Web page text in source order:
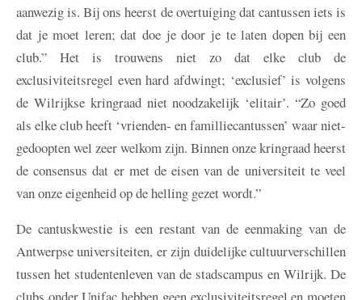
aanwezig is. Bij ons heerst de overtuiging dat cantussen iets is
dat je moet leren; dat doe je door je te laten dopen bij een
club.” Het is trouwens niet zo dat elke club de
exclusiviteitsregel even hard afdwingt; ‘exclusief’ is volgens
de Wilrijkse kringraad niet noodzakelijk ‘elitair’. “Zo goed
als elke club heeft ‘vrienden- en familliecantussen’ waar niet-
gedoopten wel zeer welkom zijn. Binnen onze kringraad heerst
de consensus dat er met de eisen van de universiteit te veel
van onze eigenheid op de helling gezet wordt.”
De cantuskwestie is een restant van de eenmaking van de
Antwerpse universiteiten, er zijn duidelijke cultuurverschillen
tussen het studentenleven van de stadscampus en Wilrijk. De